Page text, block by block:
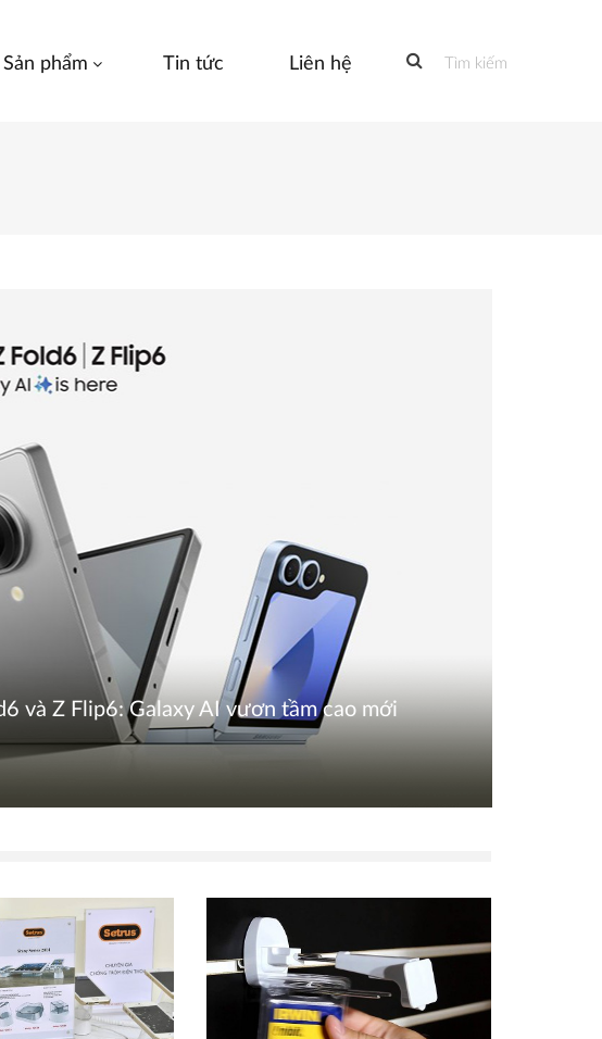
Tìm kiếm
Sản phẩm Tin tức Liên hệ
và Z Flip6: Galaxy AI vươn tầm cao mới